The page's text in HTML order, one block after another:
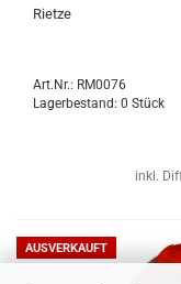
Riet­ze
Art.Nr.: RM0076
Lagerbestand: 0 Stück
inkl.
AUSVERKAUFT